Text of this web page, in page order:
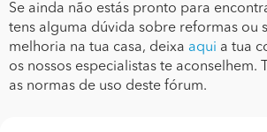
Se ainda não estás pronto para
tens alguma dúvida sobre reformas ou
melhoria na tua casa, deixa aqui a tua
os nossos especialistas te aconselhem.
as normas de uso deste fórum.